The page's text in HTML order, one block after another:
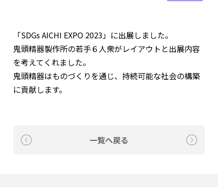
「SDGs AICHI EXPO 2023」に出展しました。
鬼頭精器製作所の若手６人衆がレイアウトと出展内容
を考えてくれました。
鬼頭精器はものづくりを通じ、持続可能な社会の構築
に貢献します。
一覧へ戻る